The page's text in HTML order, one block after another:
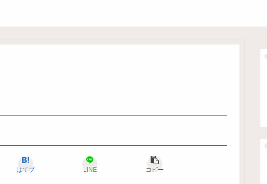
はてブ LINE コピー